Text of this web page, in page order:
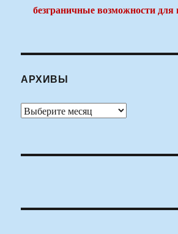
безграничные возможности
АРХИВЫ
Архивы